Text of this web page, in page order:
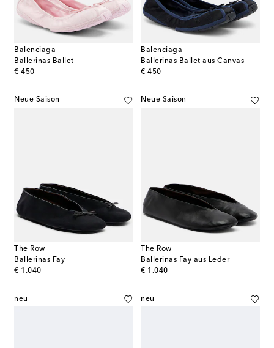
Balenciaga
Ballerinas Ballet
€ 450
original price
Balenciaga
Ballerinas Ballet aus Canvas
€ 450
original price
Neue Saison
The Row
Ballerinas Fay
€ 1.040
original price
Neue Saison
The Row
Ballerinas Fay aus Leder
€ 1.040
original price
neu neu